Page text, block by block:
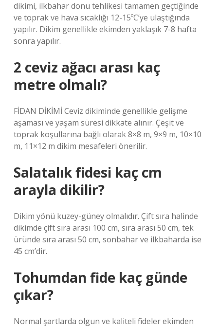
dikimi, ilkbahar donu tehlikesi tamamen geçtiğinde
ve toprak ve hava sıcaklığı 12-15ºC’ye ulaştığında
yapılır. Dikim genellikle ekimden yaklaşık 7-8 hafta
sonra yapılır.
2 ceviz ağacı arası kaç
metre olmalı?
FİDAN DİKİMİ Ceviz dikiminde genellikle gelişme
aşaması ve yaşam süresi dikkate alınır. Çeşit ve
toprak koşullarına bağlı olarak 8×8 m, 9×9 m, 10×10
m, 11×12 m dikim mesafeleri önerilir.
Salatalık fidesi kaç cm
arayla dikilir?
Dikim yönü kuzey-güney olmalıdır. Çift sıra halinde
dikimde çift sıra arası 100 cm, sıra arası 50 cm, tek
üründe sıra arası 50 cm, sonbahar ve ilkbaharda ise
45 cm’dir.
Tohumdan fide kaç günde
çıkar?
Normal şartlarda olgun ve kaliteli fideler ekimden